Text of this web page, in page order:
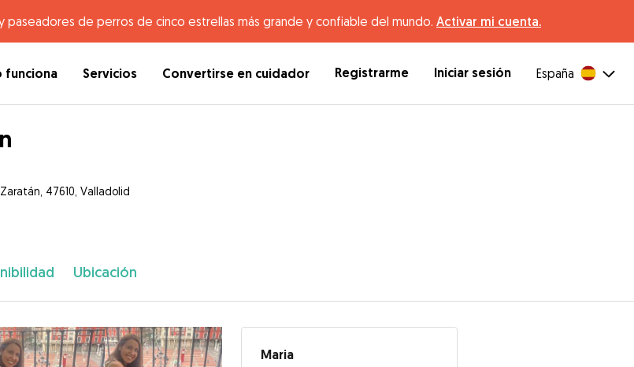
paseadores de perros de cinco estrellas más grande y confiable del mundo. Activar mi cuenta.
funciona Servicios Convertirse en cuidador Registrarme Iniciar sesión España
47610, Valladolid
Ubicación
Maria